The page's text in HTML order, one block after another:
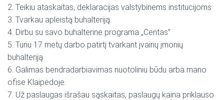
2. Teikiu ataskaitas, deklaracijas valstybinėms institucijoms
3. Tvarkau apleistą buhalteriją.
4. Dirbu su savo buhalterine programa „Centas”
5. Turiu 17 metų darbo patirtį tvarkant įvairių įmonių
buhalteriją.
6. Galimas bendradarbiavimas nuotoliniu būdu arba mano
ofise Klaipėdoje.
7. Už paslaugas išrašau sąskaitas, paslaugų kaina priklauso